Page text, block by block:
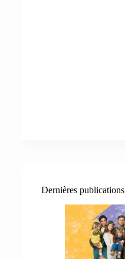
Dernières publications